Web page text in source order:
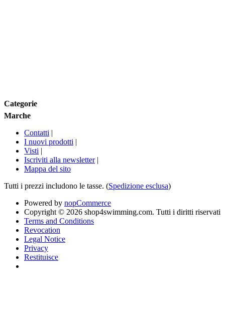
Categorie
Marche
Contatti |
I nuovi prodotti |
Visti |
Iscriviti alla newsletter |
Mappa del sito
Tutti i prezzi includono le tasse. (Spedizione esclusa)
Powered by nopCommerce
Copyright © 2026 shop4swimming.com. Tutti i diritti riservati
Terms and Conditions
Revocation
Legal Notice
Privacy
Restituisce